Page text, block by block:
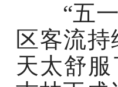
“五一”
区客流
天太舒